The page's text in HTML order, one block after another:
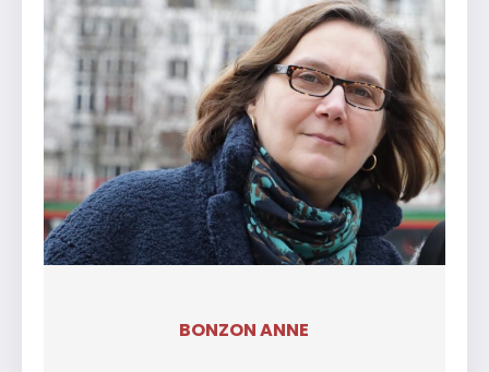
BONZON ANNE